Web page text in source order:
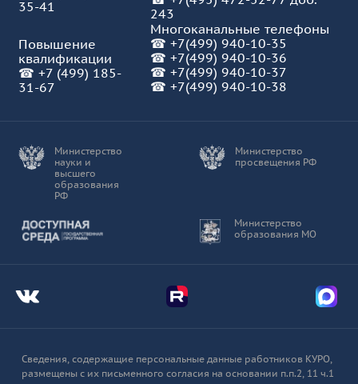
35-41
243
Многоканальные телефоны
☎ +7(499) 940-10-35
☎ +7(499) 940-10-36
☎ +7(499) 940-10-37
☎ +7(499) 940-10-38
Повышение
квалификации
☎ +7 (499) 185-
31-67
Министерство
науки и
высшего
образования
РФ
Министерство
просвещения РФ
Министерство
образования МО
Доступная среда
Мы во Вконтакте Мы в Telegram Мы в
Сведения, содержащие персональные данные работников КУРО,
размещены с их письменного согласия на основании п.п.2, 11 ч.1